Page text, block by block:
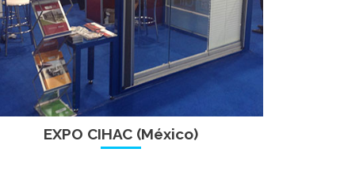
EXPO CIHAC (México)